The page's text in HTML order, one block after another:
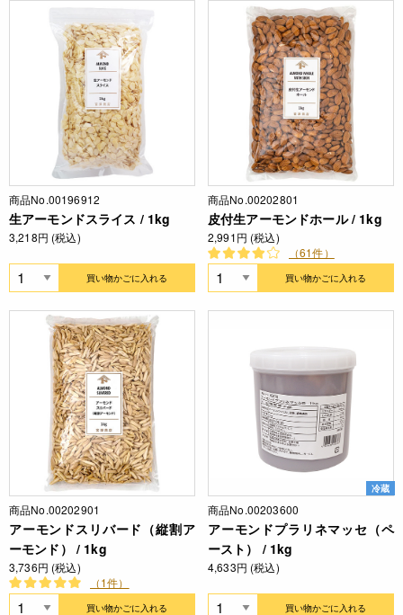
商品No.00196912
生アーモンドスライス / 1kg
3,218円 (税込)
買い物かごに入れる
商品No.00202801
皮付生アーモンドホール / 1kg
2,991円 (税込)
（61件）
買い物かごに入れる
商品No.00202901
アーモンドスリバード（縦割ア
ーモンド） / 1kg
3,736円 (税込)
（1件）
買い物かごに入れる
冷蔵
商品No.00203600
アーモンドプラリネマッセ（ペ
ースト） / 1kg
4,633円 (税込)
買い物かごに入れる